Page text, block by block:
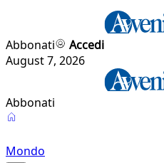
Abbonati
Accedi
August 7, 2026
Abbonati
Mondo